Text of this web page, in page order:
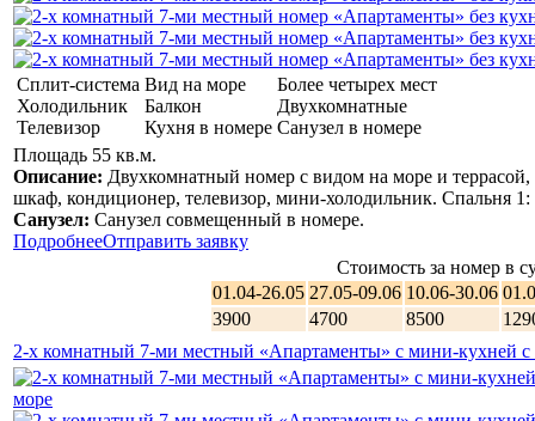
Сплит-система
Холодильник
Телевизор
Вид на море
Балкон
Кухня в номере
Более четырех мест
Двухкомнатные
Санузел в номере
Площадь 55 кв.м.
Описание: Двухкомнатный номер с видом на море и
шкаф, кондиционер, телевизор, мини-холодильник. Спальня
Санузел: Санузел совмещенный в номере.
ПодробнееОтправить заявку
Стоимость за номер в
01.04-26.05 27.05-09.06 10.06-30.06
3900
4700 8500
2-х комнатный 7-ми местный «Апартаменты» с мини-кухней